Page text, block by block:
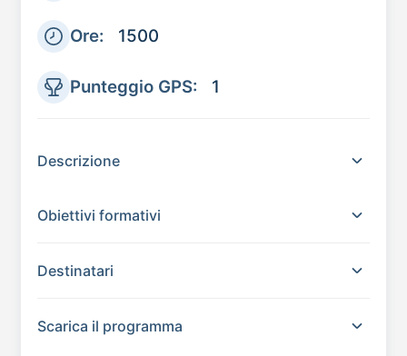
Ore: 1500
Punteggio GPS: 1
Descrizione
Obiettivi formativi
Destinatari
Scarica il programma